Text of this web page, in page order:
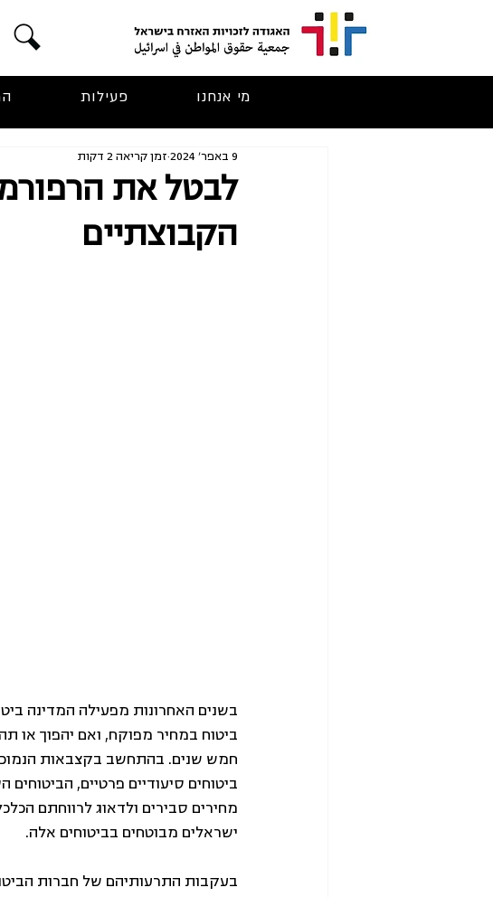
מי אנחנו פעילות
לבטל את
הקבוצתיים
9 באפר׳ 2024 זמן קריאה 2 דקות
בשנים האחרונות מפעילה המדינה
ביטוח במחיר מפוקח, ואם יהפוך או
חמש שנים. בהתחשב בקצבאות
ביטוחים סיעודיים פרטיים,
ישראלים מבוטחים בביטוחים אלה.
בעקבות התרעותיהם של חברות